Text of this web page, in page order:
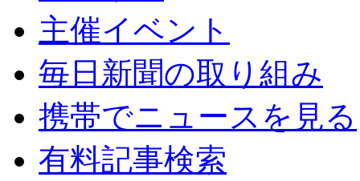
主催イベント
毎日新聞の取り組み
携帯でニュースを見る
有料記事検索